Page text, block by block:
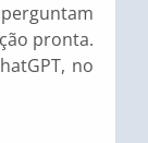
pronta.
no